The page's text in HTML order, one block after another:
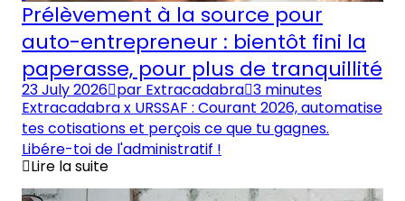
Prélèvement à la source pour
auto-entrepreneur : bientôt fini la
paperasse, pour plus de tranquillité
23 July 2026 par Extracadabra 3 minutes
Extracadabra x URSSAF : Courant 2026, automatise
tes cotisations et perçois ce que tu gagnes.
Libére-toi de l'administratif !
Lire la suite